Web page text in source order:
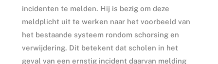
incidenten te melden. Hij is bezig om deze
meldplicht uit te werken naar het voorbeeld van
het bestaande systeem rondom schorsing en
verwijdering. Dit betekent dat scholen in het
geval van een ernstig incident daarvan melding